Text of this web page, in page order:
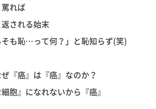
罵れば
返される始末
も恥…って何？」と恥知らず(笑)
『癌』は『癌』なのか？
胞』になれないから『癌』